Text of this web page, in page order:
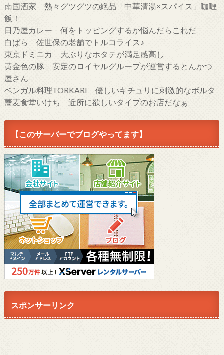
南国酒家 熱々グツグツの絶品「中華清湯×スパイス」咖喱
飯！
日乃屋カレー 何をトッピングするか悩んだらこれだ
白ばら 佐世保の老舗でトルコライス♪
東京ドミニカ 大ぶりなホタテが満足感高し
黄金色の豚 安定のロイヤルグループが運営するとんかつ
屋さん
ベンガル料理TORKARI 優しいキチュリに刺激的なボルタ
蕎麦食堂いけち 近所に欲しいタイプのお店だなぁ
【このサーバーでブログやってます】
スポンサーリンク